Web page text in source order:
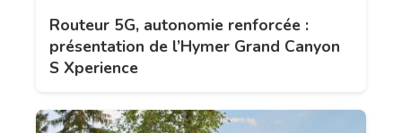
Routeur 5G, autonomie renforcée :
présentation de l’Hymer Grand Canyon
S Xperience